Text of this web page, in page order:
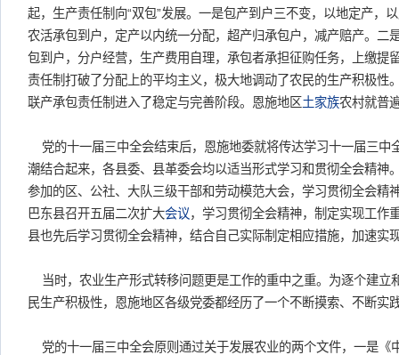
起，生产责任制向“双包”发展。一是包产到户三不变，以地定产，
农活承包到户，定产以内统一分配，超产归承包户，减产赔产。二
包到户，分户经营，生产费用自理，承包者承担征购任务，上缴提
责任制打破了分配上的平均主义，极大地调动了农民的生产积极性
联产承包责任制进入了稳定与完善阶段。恩施地区土家族农村就普
党的十一届三中全会结束后，恩施地委就将传达学习十一届三中
潮结合起来，各县委、县革委会均以适当形式学习和贯彻全会精神
参加的区、公社、大队三级干部和劳动模范大会，学习贯彻全会精
巴东县召开五届二次扩大会议，学习贯彻全会精神，制定实现工作
县也先后学习贯彻全会精神，结合自己实际制定相应措施，加速实
当时，农业生产形式转移问题更是工作的重中之重。为逐个建立
民生产积极性，恩施地区各级党委都经历了一个不断摸索、不断实
党的十一届三中全会原则通过关于发展农业的两个文件，一是《